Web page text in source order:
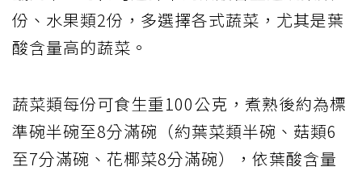
份、水果類2份，多選擇各式蔬菜，尤其是葉
酸含量高的蔬菜。
蔬菜類每份可食生重100公克，煮熟後約為標
準碗半碗至8分滿碗（約葉菜類半碗、菇類6
至7分滿碗、花椰菜8分滿碗），依葉酸含量